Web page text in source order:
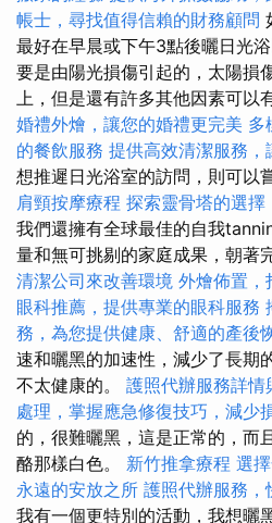
帳士，尋找值得信賴的財務顧問
最好在早晨或下午3點後曬日光
要是由陽光損傷引起的，太陽損
上，但是還有許多其他因素可以
婚禮外燴，讓您的婚禮更完美 多
的餐飲服務 提供高效清潔服務，
想推遲日光浴室的訪問，則可以
肩頸按摩療程 探索靈骨塔的選
我們還擁有全球最佳的自我
量和無可挑剔的家庭成果，朝著
清潔公司來改善環境 外燴佈置，
眼科推薦，提供專業的眼科服務
務，為您提供健康、舒適的產後
速和曬黑的加速性，減少了長期
不太健康的。 護照代辦服務詳情
處理，掌握應急修復技巧，減少
的，很難曬黑，這是正常的，而
酪那樣白色。 新竹推拿療程 選
永遠的安放之所 護照代辦服務，
我有一個更特別的活動，我想曬